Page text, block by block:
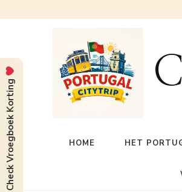
HOME HET
Check Vroegboek Korting